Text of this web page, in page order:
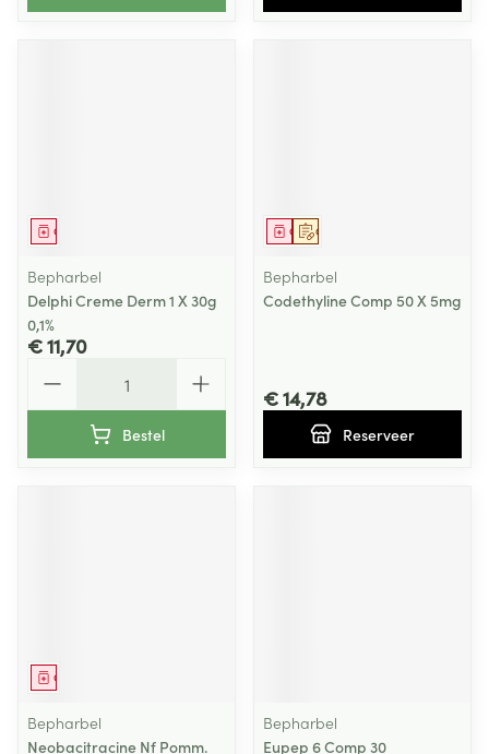
Geneesmiddel
Bepharbel
Delphi Creme Derm 1 X 30g
0,1%
€ 11,70
Bestel
Op voorschrift
Geneesmiddel
Bepharbel
Codethyline Comp 50 X 5mg
€ 14,78
Reserveer
Geneesmiddel
Bepharbel
Neobacitracine Nf Pomm.
Bepharbel
Eupep 6 Comp 30